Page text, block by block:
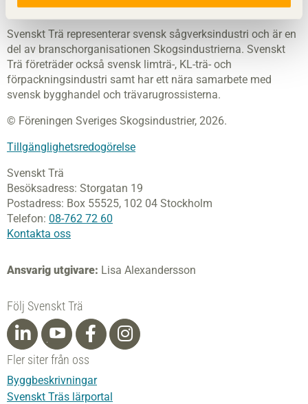
utbilda och driva teknisk utveckling.
Svenskt Trä representerar svensk sågverksindustri och är en
del av branschorganisationen Skogsindustrierna. Svenskt
Trä företräder också svensk limträ-, KL-trä- och
förpackningsindustri samt har ett nära samarbete med
svensk bygghandel och trävarugrossisterna.
© Föreningen Sveriges Skogsindustrier, 2026.
Tillgänglighetsredogörelse
Svenskt Trä
Besöksadress: Storgatan 19
Postadress: Box 55525, 102 04 Stockholm
Telefon: 08-762 72 60
Kontakta oss
Ansvarig utgivare: Lisa Alexandersson
Följ Svenskt Trä
Fler siter från oss
Byggbeskrivningar
Svenskt Träs lärportal